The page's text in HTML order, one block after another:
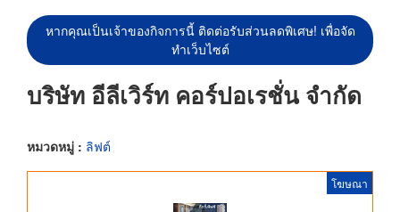
หากคุณเป็นเจ้าของกิจการนี้ ติดต่อรับส่วนลดพิเศษ! เพื่อจัด
ทำเว็บไซต์
บริษัท อีลีเวิร์ท คอร์ปอเรชั่น จำกัด
หมวดหมู่ : ลิฟต์
โฆษณา